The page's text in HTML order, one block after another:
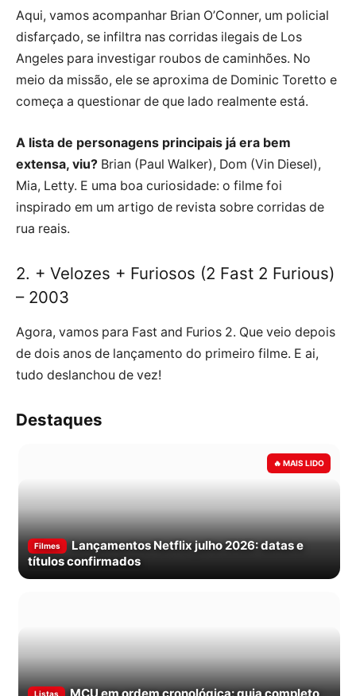
Aqui, vamos acompanhar Brian O’Conner, um policial
disfarçado, se infiltra nas corridas ilegais de Los
Angeles para investigar roubos de caminhões. No
meio da missão, ele se aproxima de Dominic Toretto e
começa a questionar de que lado realmente está.
A lista de personagens principais já era bem
extensa, viu? Brian (Paul Walker), Dom (Vin Diesel),
Mia, Letty. E uma boa curiosidade: o filme foi
inspirado em um artigo de revista sobre corridas de
rua reais.
2. + Velozes + Furiosos (2 Fast 2 Furious)
– 2003
Agora, vamos para Fast and Furios 2. Que veio depois
de dois anos de lançamento do primeiro filme. E ai,
tudo deslanchou de vez!
Destaques
Filmes
Lançamentos Netflix julho 2026: datas e
títulos confirmados
Listas MCU em ordem cronológica: guia completo